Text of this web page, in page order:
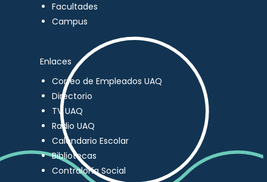
Facultades
Campus
Enlaces
Correo de Empleados UAQ
Directorio
TV UAQ
Radio UAQ
Calendario Escolar
Bibliotecas
Contraloría Social